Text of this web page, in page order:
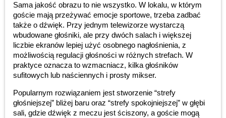
Sama jakość obrazu to nie wszystko. W lokalu, w którym
goście mają przeżywać emocje sportowe, trzeba zadbać
także o dźwięk. Przy jednym telewizorze wystarczą
wbudowane głośniki, ale przy dwóch salach i większej
liczbie ekranów lepiej użyć osobnego nagłośnienia, z
możliwością regulacji głośności w różnych strefach. W
praktyce oznacza to wzmacniacz, kilka głośników
sufitowych lub naściennych i prosty mikser.
Popularnym rozwiązaniem jest stworzenie “strefy
głośniejszej” bliżej baru oraz “strefy spokojniejszej” w głębi
sali, gdzie dźwięk z meczu jest ściszony, a goście mogą